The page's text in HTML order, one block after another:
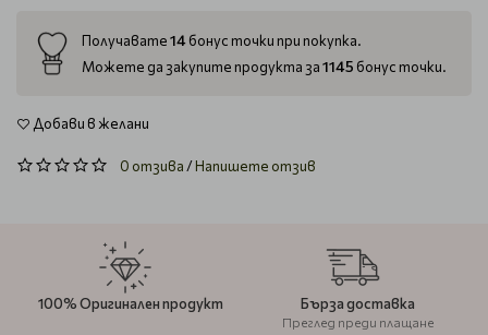
Получавате14бонус точки при покупка.
Можете да закупите продукта за1145 бонус точки.
Добави в желани
0 отзива/Напишете отзив
100% Оригинален продукт Бърза доставка
Преглед преди плащане